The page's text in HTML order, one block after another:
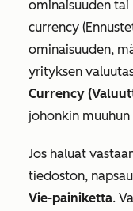
ominaisuuden tai
currency
ominaisuuden,
yrityksen
Currency
johonkin
Jos haluat
tiedoston,
Vie-painiketta.